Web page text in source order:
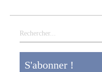
Rechercher
S'abonner !